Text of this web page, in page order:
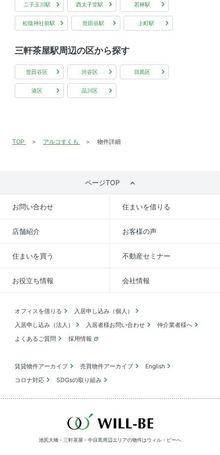
二子玉川駅 西太子堂駅 若林駅
松陰神社前駅 世田谷駅 上町駅
三軒茶屋駅周辺の区から探す
世田谷区 渋谷区 目黒区
港区 品川区
TOP アルコすくも 物件詳細
ページTOP
お問い合わせ 住まいを借りる
店舗紹介 お客様の声
住まいを買う 不動産セミナー
お役立ち情報 会社情報
オフィスを借りる
入居申し込み（個人）
入居申し込み（法人）
入居者様お問い合わせ
仲介業者様へ
よくあるご質問
採用情報
賃貸物件アーカイブ 売買物件アーカイブ
English
コロナ対応
SDGsの取り組み
池尻大橋・三軒茶屋・中目黒周辺エリアの物件はウィル・ビーへ